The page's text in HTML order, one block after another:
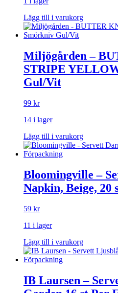
Lägg till i varukorg
Miljögården –
STRIPE
Gul/Vit
99 kr
14 i lager
Lägg till i varukorg
Bloomingville –
Napkin, Beige, 20
59 kr
11 i lager
Lägg till i varukorg
IB Laursen –